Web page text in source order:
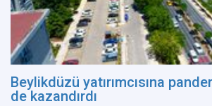
Beylikdüzü yatırımcısına
de kazandırdı